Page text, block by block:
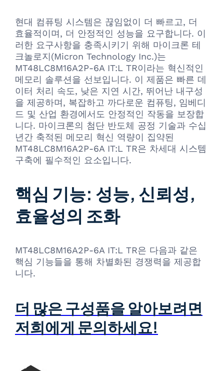
현대 컴퓨팅 시스템은 끊임없이 더 빠르고, 더
효율적이며, 더 안정적인 성능을 요구합니다. 이
러한 요구사항을 충족시키기 위해 마이크론 테
크놀로지(Micron Technology Inc.)는
MT48LC8M16A2P-6A IT:L TR이라는 혁신적인
메모리 솔루션을 선보입니다. 이 제품은 빠른 데
이터 처리 속도, 낮은 지연 시간, 뛰어난 내구성
을 제공하며, 복잡하고 까다로운 컴퓨팅, 임베디
드 및 산업 환경에서도 안정적인 작동을 보장합
니다. 마이크론의 첨단 반도체 공정 기술과 수십
년간 축적된 메모리 혁신 역량이 집약된
MT48LC8M16A2P-6A IT:L TR은 차세대 시스템
구축에 필수적인 요소입니다.
핵심 기능: 성능, 신뢰성,
효율성의 조화
MT48LC8M16A2P-6A IT:L TR은 다음과 같은
핵심 기능들을 통해 차별화된 경쟁력을 제공합
니다.
더 많은 구성품을 알아보려면
저희에게 문의하세요!